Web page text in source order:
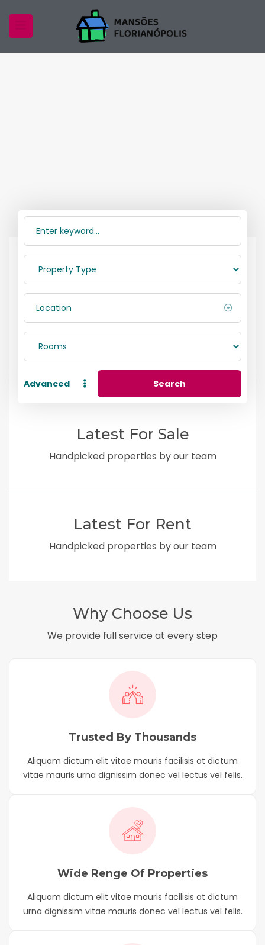
Advanced Search
Latest For Sale
Handpicked properties by our team
Latest For Rent
Handpicked properties by our team
Why Choose Us
We provide full service at every step
Trusted By Thousands
Aliquam dictum elit vitae mauris facilisis at dictum
vitae mauris urna dignissim donec vel lectus vel felis.
Wide Renge Of Properties
Aliquam dictum elit vitae mauris facilisis at dictum
urna dignissim vitae mauris donec vel lectus vel felis.